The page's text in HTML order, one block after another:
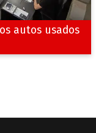
autos usados